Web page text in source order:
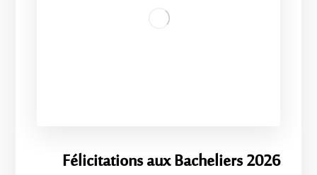
Félicitations aux Bacheliers 2026